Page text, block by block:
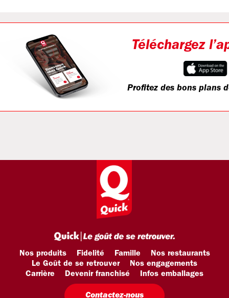
Téléchargez
Profitez des bons plans
Nos produits Fidelité Famille
Nos restaurants
Le Goût de se retrouver
Nos engagements
Carrière
Devenir franchisé Infos emballages
Contactez-nous